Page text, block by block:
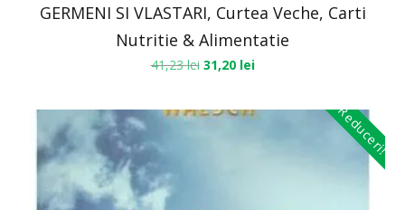
GERMENI SI VLASTARI, Curtea Veche, Carti
Nutritie & Alimentatie
41,23lei 31,20 lei
Reduceri!